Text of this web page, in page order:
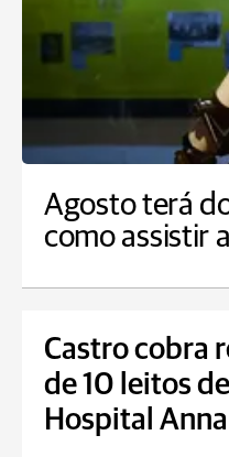
Agosto terá
como assistir
Castro cobra
de 10 leitos
Hospital